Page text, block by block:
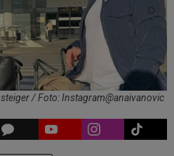
/ Foto: Instagram@anaivanovic